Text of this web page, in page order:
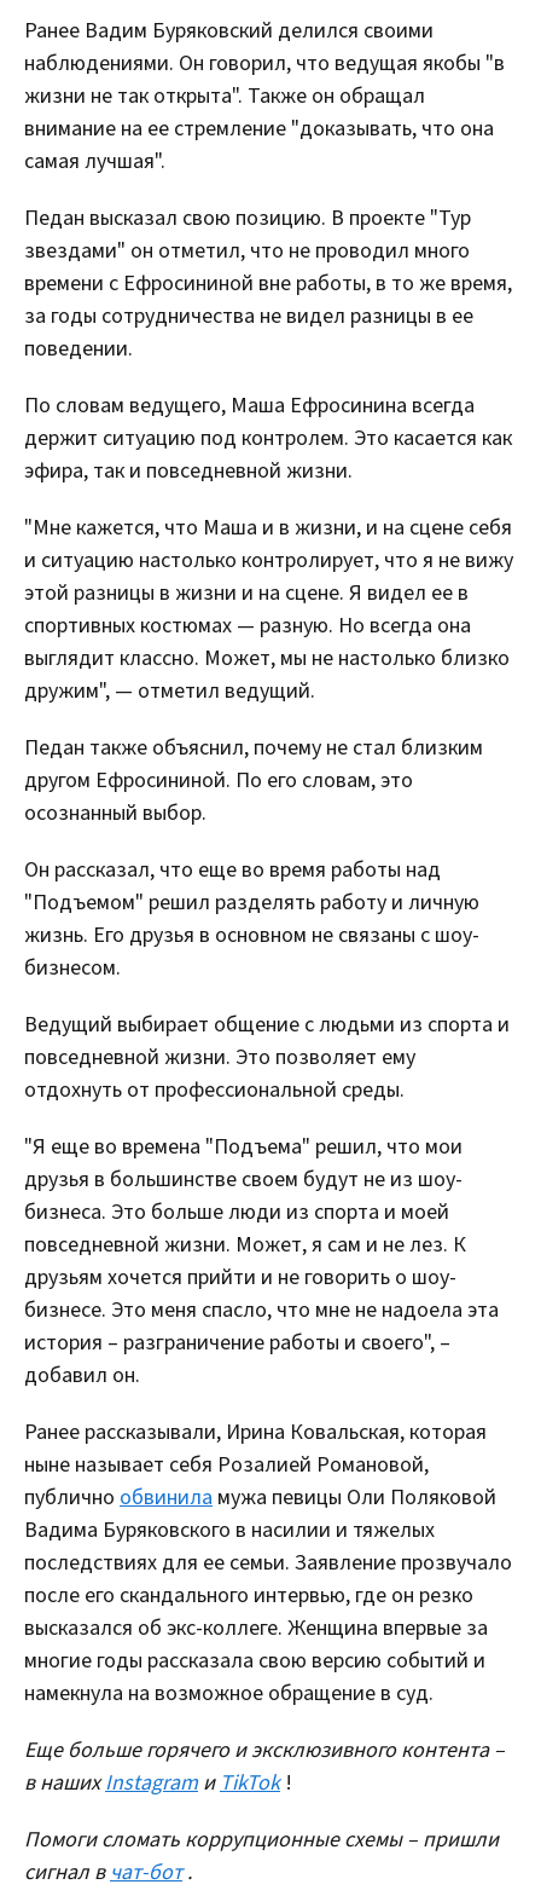
Ранее Вадим Буряковский делился своими
наблюдениями. Он говорил, что ведущая якобы "в
жизни не так открыта". Также он обращал
внимание на ее стремление "доказывать, что она
самая лучшая".
Педан высказал свою позицию. В проекте "Тур
звездами" он отметил, что не проводил много
времени с Ефросининой вне работы, в то же время,
за годы сотрудничества не видел разницы в ее
поведении.
По словам ведущего, Маша Ефросинина всегда
держит ситуацию под контролем. Это касается как
эфира, так и повседневной жизни.
"Мне кажется, что Маша и в жизни, и на сцене себя
и ситуацию настолько контролирует, что я не вижу
этой разницы в жизни и на сцене. Я видел ее в
спортивных костюмах — разную. Но всегда она
выглядит классно. Может, мы не настолько близко
дружим", — отметил ведущий.
Педан также объяснил, почему не стал близким
другом Ефросининой. По его словам, это
осознанный выбор.
Он рассказал, что еще во время работы над
"Подъемом" решил разделять работу и личную
жизнь. Его друзья в основном не связаны с шоу-
бизнесом.
Ведущий выбирает общение с людьми из спорта и
повседневной жизни. Это позволяет ему
отдохнуть от профессиональной среды.
"Я еще во времена "Подъема" решил, что мои
друзья в большинстве своем будут не из шоу-
бизнеса. Это больше люди из спорта и моей
повседневной жизни. Может, я сам и не лез. К
друзьям хочется прийти и не говорить о шоу-
бизнесе. Это меня спасло, что мне не надоела эта
история – разграничение работы и своего", –
добавил он.
Ранее рассказывали, Ирина Ковальская, которая
ныне называет себя Розалией Романовой,
публично обвинила мужа певицы Оли Поляковой
Вадима Буряковского в насилии и тяжелых
последствиях для ее семьи. Заявление прозвучало
после его скандального интервью, где он резко
высказался об экс-коллеге. Женщина впервые за
многие годы рассказала свою версию событий и
намекнула на возможное обращение в суд.
Еще больше горячего и эксклюзивного контента –
в наших Instagram и TikTok!
Помоги сломать коррупционные схемы – пришли
сигнал в чат-бот .